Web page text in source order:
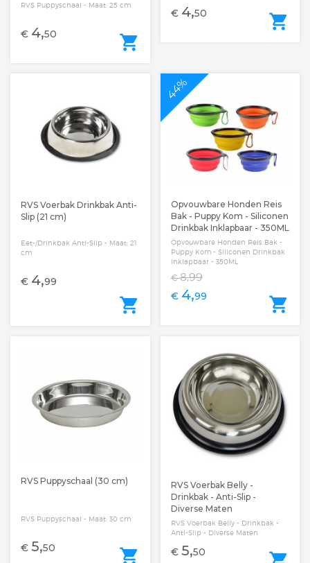
shopping_cart
RVS Puppyschaal - Maat: 25 cm
€ 4,50
shopping_cart
€ 4,50
shopping_cart
RVS Voerbak Drinkbak Anti-
Slip (21 cm)
Eet-/Drinkbak Anti-Slip - Maat: 21
cm
€ 4,99
44%
shopping_cart
Opvouwbare Honden Reis
Bak - Puppy Kom - Siliconen
Drinkbak Inklapbaar - 350ML
Opvouwbare Honden Reis Bak -
Puppy Kom - Siliconen Drinkbak
Inklapbaar - 350ML
€8,99
€ 4,99
shopping_cart
RVS Puppyschaal (30 cm)
RVS Puppyschaal - Maat: 30 cm
€ 5,50
RVS Voerbak Belly -
Drinkbak - Anti-Slip -
Diverse Maten
RVS Voerbak Belly - Drinkbak -
Anti-Slip - Diverse Maten
€ 5,50